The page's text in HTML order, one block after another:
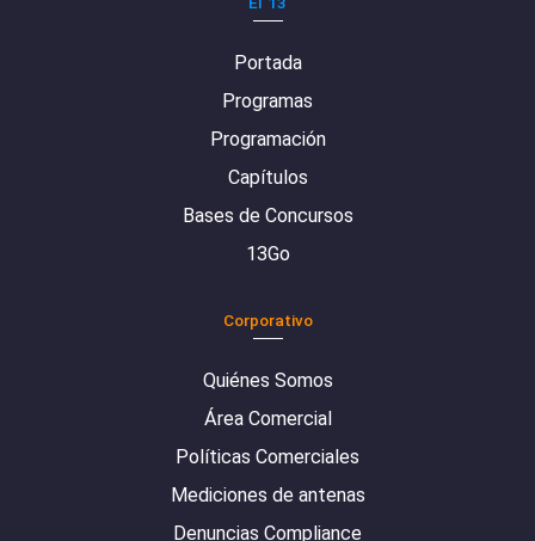
Portada
Programas
Programación
Capítulos
Bases de Concursos
13Go
Corporativo
Quiénes Somos
Área Comercial
Políticas Comerciales
Mediciones de antenas
Denuncias Compliance